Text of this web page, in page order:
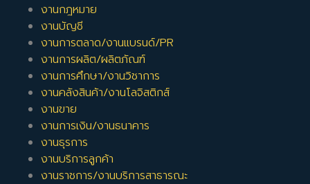
งานกฎหมาย
งานบัญชี
งานการตลาด/งานแบรนด์/PR
งานการผลิต/ผลิตภัณฑ์
งานการศึกษา/งานวิชาการ
งานคลังสินค้า/งานโลจิสติกส์
งานขาย
งานการเงิน/งานธนาคาร
งานธุรการ
งานบริการลูกค้า
งานราชการ/งานบริการสาธารณะ